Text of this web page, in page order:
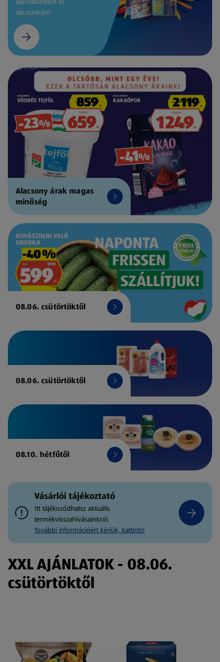
akcióinkért!
Alacsony árak magas
minőség
08.06. csütörtöktől
08.06. csütörtöktől
08.10. hétfőtől
Vásárlói tájékoztató
Itt tájékozódhatsz aktuális
termékvisszahívásainkról.
További információért kérjük, kattints!
XXL AJÁNLATOK - 08.06.
csütörtöktől